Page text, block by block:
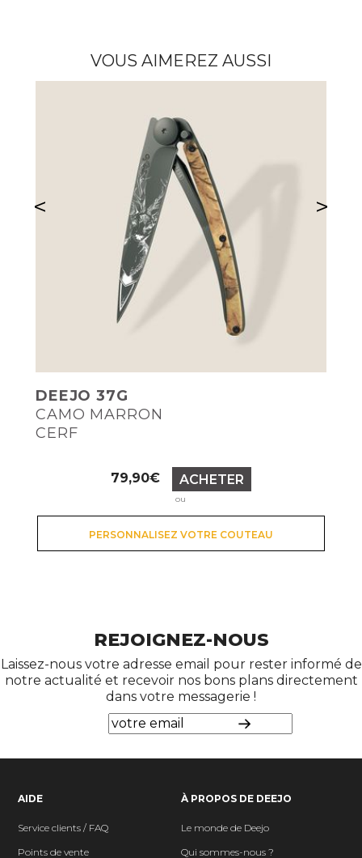
VOUS AIMEREZ AUSSI
DEEJO 37G
CAMO MARRON
CERF
Prix
79,90€ ACHETER
ou
PERSONNALISEZ VOTRE COUTEAU
< >
REJOIGNEZ-NOUS
Laissez-nous votre adresse email pour rester informé de
notre actualité et recevoir nos bons plans directement
dans votre messagerie !
AIDE
Service clients / FAQ
Points de vente
À PROPOS DE DEEJO
Le monde de Deejo
Qui sommes-nous ?